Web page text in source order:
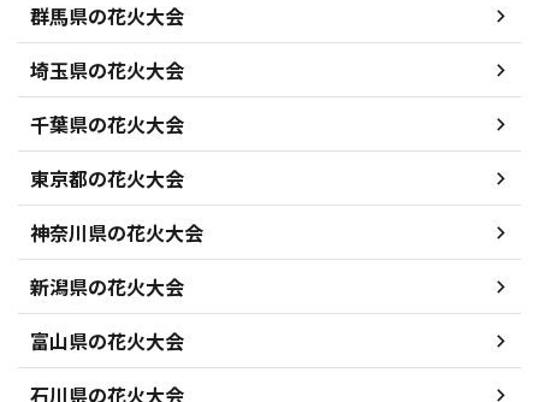
群馬県の花火大会
埼玉県の花火大会
千葉県の花火大会
東京都の花火大会
神奈川県の花火大会
新潟県の花火大会
富山県の花火大会
石川県の花火大会